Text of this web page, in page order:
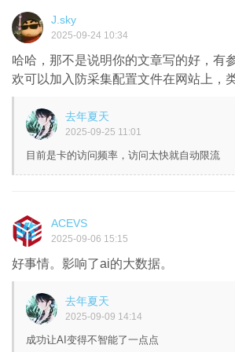
J.sky
2025-09-24 10:34
哈哈，那不是说明你的文章写的好，有
欢可以加入防采集配置文件在网站上，
去年夏天
2025-09-25 11:01
目前是卡的访问频率，访问太快就自动限流
ACEVS
2025-09-06 15:15
好事情。影响了ai的大数据。
去年夏天
2025-09-09 14:14
成功让AI变得不智能了一点点